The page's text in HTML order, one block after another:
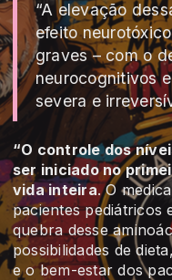
“A elevação
efeito
graves – com o
neurocognitivos
severa e
“O controle dos
ser iniciado no
vida inteira. O
pacientes pediátricos
quebra desse
possibilidades de
e o bem-estar dos